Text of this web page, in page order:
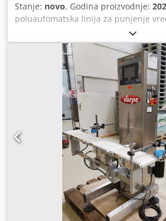
Stanje: novo, Godina proizvodnje:
poluautomatska linija za punjenje
ustima posvećena brzom i efikasnom
vreća. Pogodan za rad sa vrećama
težina. Dizajniran za pakovanje
proizvoda, đubriva, žitarica, semena
proizvoda slobodnog protoka. Opseg
Kapacitet: do 5tons / sat Dkjdpfx Aeif
opremiti mašinom za zaptivanje
mašinom za papirne i